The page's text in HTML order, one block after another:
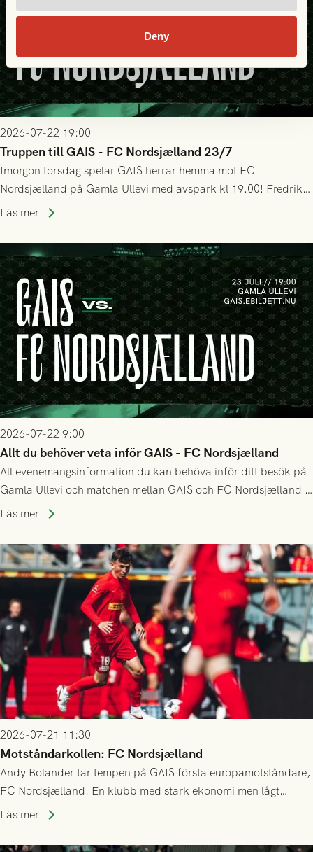
Deny
2026-07-22 19:00
Truppen till GAIS - FC Nordsjælland 23/7
Imorgon torsdag spelar GAIS herrar hemma mot FC
Nordsjælland på Gamla Ullevi med avspark kl 19.00! Fredrik
Holmberg och ledarstaben har tagit ut följande trupp till
Läs mer
2026-07-22 9:00
Allt du behöver veta inför GAIS - FC Nordsjælland
All evenemangsinformation du kan behöva inför ditt besök på
Gamla Ullevi och matchen mellan GAIS och FC Nordsjælland i
kvalet till Conference League! Avspark kl 19.00 på torsdag
Läs mer
2026-07-21 11:30
Motståndarkollen: FC Nordsjælland
Andy Bolander tar tempen på GAIS första europamotståndare,
FC Nordsjælland. En klubb med stark ekonomi men lågt
publiksnitt, ett lag med både kollektiv styrka och individuell
Läs mer